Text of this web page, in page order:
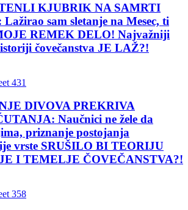
KJUBRIK NA SAMRTI
sam sletanje na Mesec, ti
REMEK DELO! Najvažniji
čovečanstva JE LAŽ?!
431
DIVOVA PREKRIVA
Naučnici ne žele da
priznanje postojanja
vrste SRUŠILO BI TEORIJU
I TEMELJE ČOVEČANSTVA?!
358